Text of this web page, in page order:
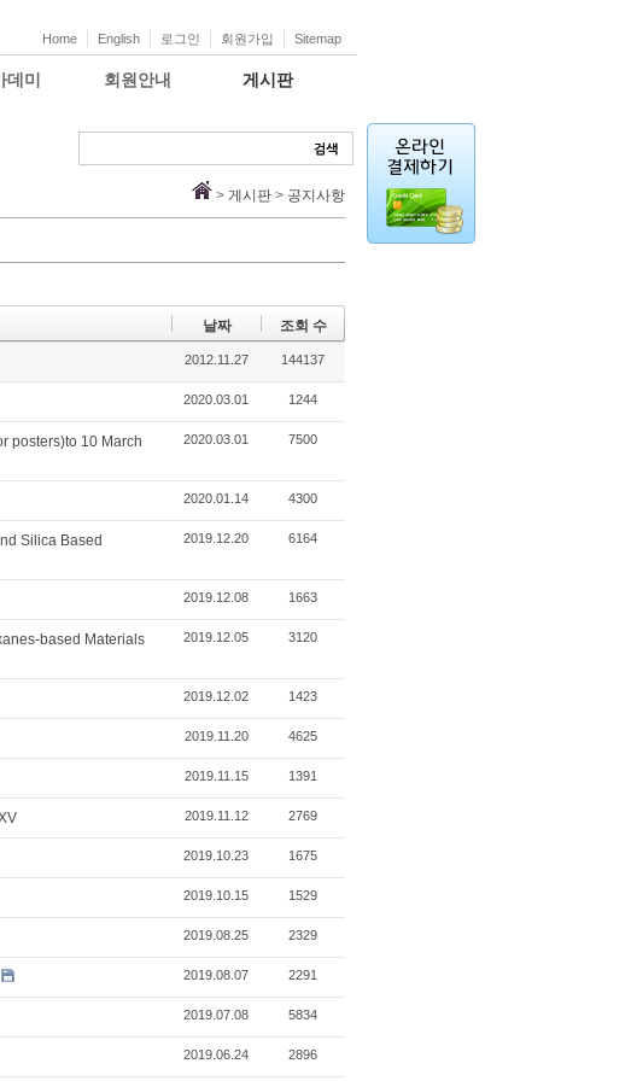
Sitemap
회원가입
로그인
English
Home
데미 회원안내 게시판
> 게시판 > 공지사항
날짜 조회 수
2012.11.27 144137
2020.03.01 1244
posters)to 10 March
2020.03.01 7500
2020.01.14 4300
Silica Based
2019.12.20 6164
2019.12.08 1663
based Materials
2019.12.05 3120
2019.12.02 1423
2019.11.20 4625
2019.11.15 1391
2019.11.12 2769
2019.10.23 1675
2019.10.15 1529
2019.08.25 2329
2019.08.07 2291
2019.07.08 5834
2019.06.24 2896